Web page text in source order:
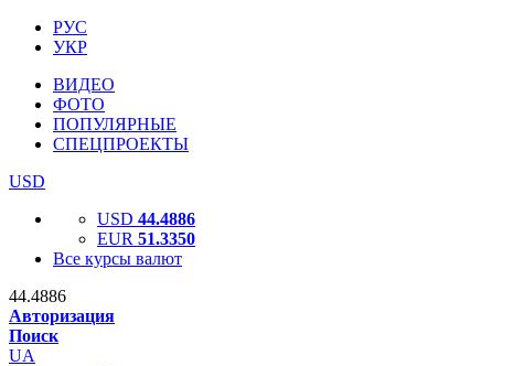
РУС
УКР
ВИДЕО
ФОТО
ПОПУЛЯРНЫЕ
СПЕЦПРОЕКТЫ
USD
USD 44.4886
EUR 51.3350
Все курсы валют
44.4886
Авторизация
Поиск
UA